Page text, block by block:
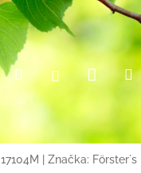
Hledat Přihlášení
košík
17104M Značka: Förster´s